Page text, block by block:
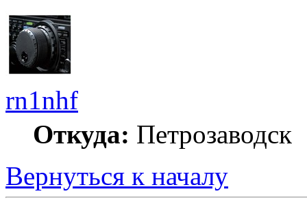
rn1nhf
Откуда: Петрозаводск
Вернуться к началу